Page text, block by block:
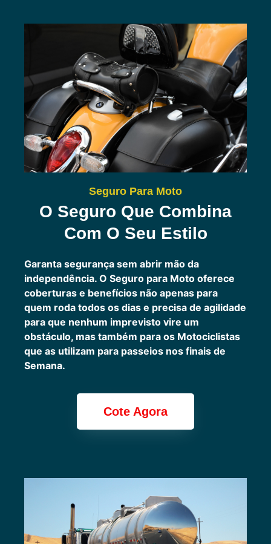
Seguro Para Moto
O Seguro Que Combina
Com O Seu Estilo
Garanta segurança sem abrir mão da
independência. O Seguro para Moto oferece
coberturas e benefícios não apenas para
quem roda todos os dias e precisa de agilidade
para que nenhum imprevisto vire um
obstáculo, mas também para os Motociclistas
que as utilizam para passeios nos finais de
Semana.
Cote Agora